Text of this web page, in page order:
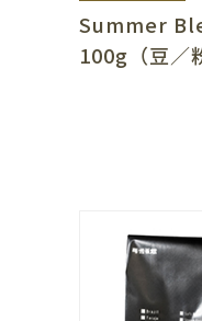
Summer
100g（豆／